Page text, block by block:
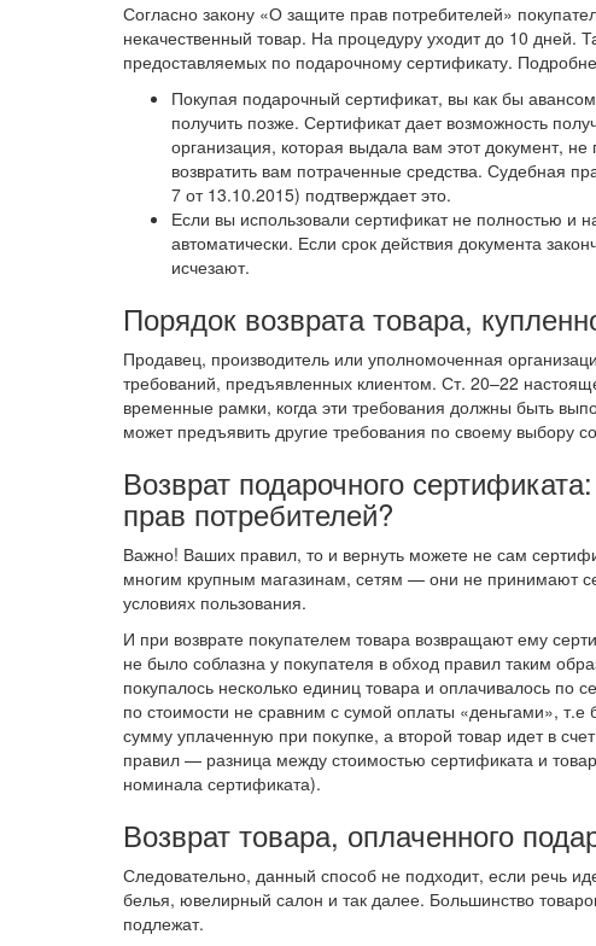
Согласно закону «О защите прав потребителей»
некачественный товар. На процедуру уходит до 10 дней.
предоставляемых по подарочному сертификату.
Покупая подарочный сертификат, вы как бы
получить позже. Сертификат дает возможность
организация, которая выдала вам этот документ,
возвратить вам потраченные средства. Судебная
7 от 13.10.2015) подтверждает это.
Если вы использовали сертификат не полностью и
автоматически. Если срок действия документа
исчезают.
Порядок возврата товара,
Продавец, производитель или уполномоченная
требований, предъявленных клиентом. Ст. 20–22
временные рамки, когда эти требования должны быть
может предъявить другие требования по своему выбору
Возврат подарочного
прав потребителей?
Важно! Ваших правил, то и вернуть можете не сам
многим крупным магазинам, сетям — они не принимают
условиях пользования.
И при возврате покупателем товара возвращают ему
не было соблазна у покупателя в обход правил таким
покупалось несколько единиц товара и оплачивалось по
по стоимости не сравним с сумой оплаты «деньгами», т.е
сумму уплаченную при покупке, а второй товар идет в
правил — разница между стоимостью сертификата и
номинала сертификата).
Возврат товара, оплаченного
Следовательно, данный способ не подходит, если речь
белья, ювелирный салон и так далее. Большинство
подлежат.